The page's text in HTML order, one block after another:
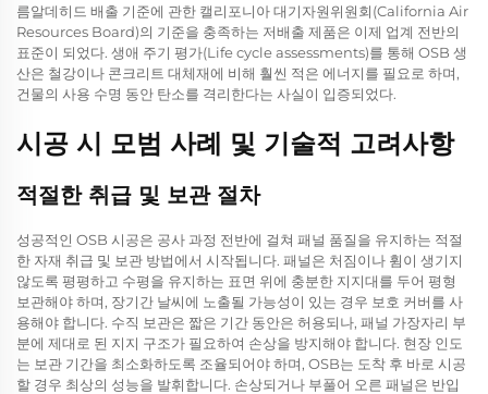
름알데히드 배출 기준에 관한 캘리포니아 대기자원위원회(California Air
Resources Board)의 기준을 충족하는 저배출 제품은 이제 업계 전반의
표준이 되었다. 생애 주기 평가(Life cycle assessments)를 통해 OSB 생
산은 철강이나 콘크리트 대체재에 비해 훨씬 적은 에너지를 필요로 하며,
건물의 사용 수명 동안 탄소를 격리한다는 사실이 입증되었다.
시공 시 모범 사례 및 기술적 고려사항
적절한 취급 및 보관 절차
성공적인 OSB 시공은 공사 과정 전반에 걸쳐 패널 품질을 유지하는 적절
한 자재 취급 및 보관 방법에서 시작됩니다. 패널은 처짐이나 휨이 생기지
않도록 평평하고 수평을 유지하는 표면 위에 충분한 지지대를 두어 평형
보관해야 하며, 장기간 날씨에 노출될 가능성이 있는 경우 보호 커버를 사
용해야 합니다. 수직 보관은 짧은 기간 동안은 허용되나, 패널 가장자리 부
분에 제대로 된 지지 구조가 필요하여 손상을 방지해야 합니다. 현장 인도
는 보관 기간을 최소화하도록 조율되어야 하며, OSB는 도착 후 바로 시공
할 경우 최상의 성능을 발휘합니다. 손상되거나 부풀어 오른 패널은 반입